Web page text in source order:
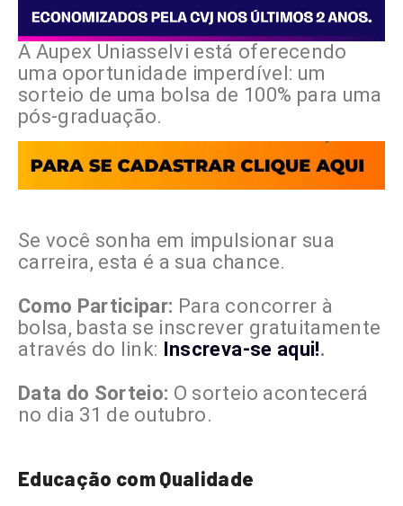
A Aupex Uniasselvi está oferecendo
uma oportunidade imperdível: um
sorteio de uma bolsa de 100% para uma
pós-graduação.
Se você sonha em impulsionar sua
carreira, esta é a sua chance.
Como Participar: Para concorrer à
bolsa, basta se inscrever gratuitamente
através do link: Inscreva-se aqui!.
Data do Sorteio: O sorteio acontecerá
no dia 31 de outubro.
Educação com Qualidade